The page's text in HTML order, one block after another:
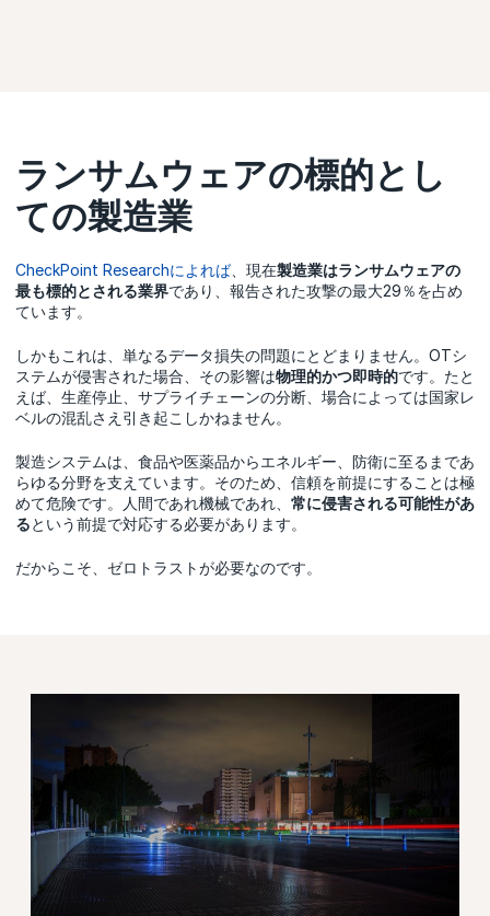
ランサムウェアの標的とし
ての製造業
CheckPoint Researchによれば、現在製造業はランサムウェアの
最も標的とされる業界であり、報告された攻撃の最大29％を占め
ています。
しかもこれは、単なるデータ損失の問題にとどまりません。OTシ
ステムが侵害された場合、その影響は物理的かつ即時的です。たと
えば、生産停止、サプライチェーンの分断、場合によっては国家レ
ベルの混乱さえ引き起こしかねません。
製造システムは、食品や医薬品からエネルギー、防衛に至るまであ
らゆる分野を支えています。そのため、信頼を前提にすることは極
めて危険です。人間であれ機械であれ、 常に侵害される可能性があ
るという前提で対応する必要があります。
だからこそ、ゼロトラストが必要なのです。